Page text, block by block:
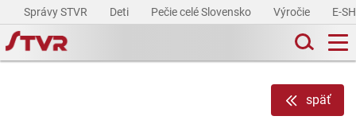
Správy STVR Deti Pečie celé Slovensko Výročie E-
späť